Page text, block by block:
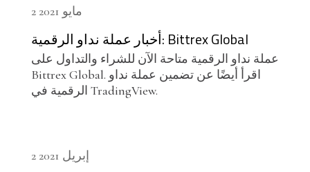
2 مايو 2021
أخبار عملة نداو الرقمية: Bittrex Global
عملة نداو الرقمية متاحة الآن للشراء والتداول على
Bittrex Global. اقرأ أيضًا عن تضمين عملة نداو
الرقمية في TradingView.
2 إبريل 2021